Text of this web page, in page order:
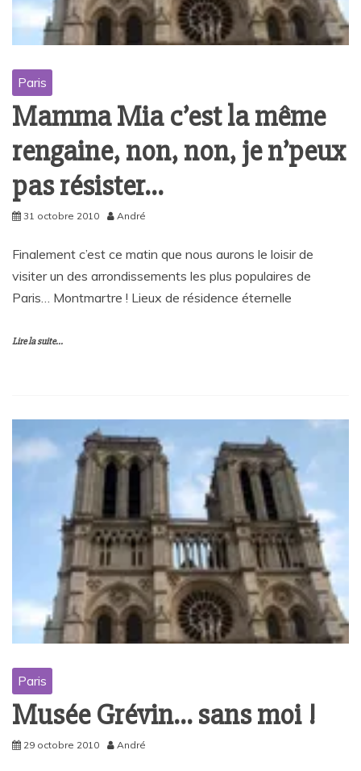
Paris
Mamma Mia c’est la même
rengaine, non, non, je n’peux
pas résister…
31 octobre 2010 André
Finalement c’est ce matin que nous aurons le loisir de
visiter un des arrondissements les plus populaires de
Paris… Montmartre ! Lieux de résidence éternelle
Lire la suite...
Paris
Musée Grévin… sans moi !
29 octobre 2010 André